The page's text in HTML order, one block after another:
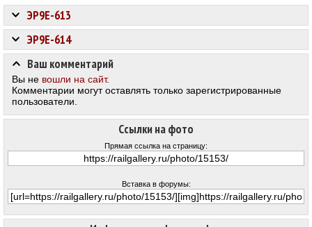
Ссылки на фото
Прямая ссылка на страницу:
Вставка в форумы:
ЭР9Е-613
ЭР9Е-614
Ваш комментарий
Вы не вошли на сайт.
Комментарии могут оставлять только зарегистрированные
пользователи.